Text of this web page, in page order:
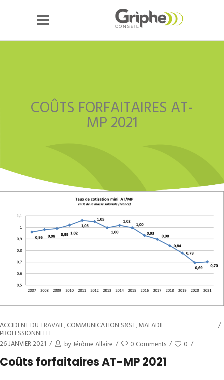
COÛTS FORFAITAIRES AT-
MP 2021
ACCIDENT DU TRAVAIL,COMMUNICATION S&ST,MALADIE
PROFESSIONNELLE
26 JANVIER 2021
byJérôme Allaire 0 Comments 0
Coûts forfaitaires AT-MP 2021